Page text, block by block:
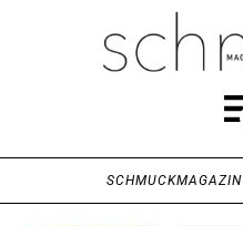
SCHMUCKMAGAZIN